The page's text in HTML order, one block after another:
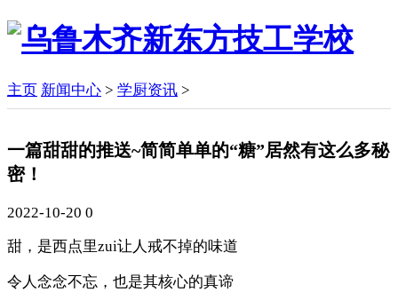
主页 新闻中心 > 学厨资讯 >
一篇甜甜的推送~简简单单的“糖”居然有这么多秘
密！
2022-10-20 0
甜，是西点里zui让人戒不掉的味道
令人念念不忘，也是其核心的真谛